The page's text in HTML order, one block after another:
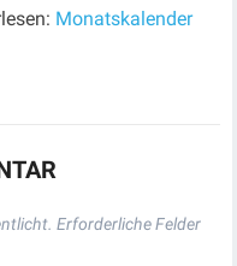
Monatskalender
Erforderliche Felder